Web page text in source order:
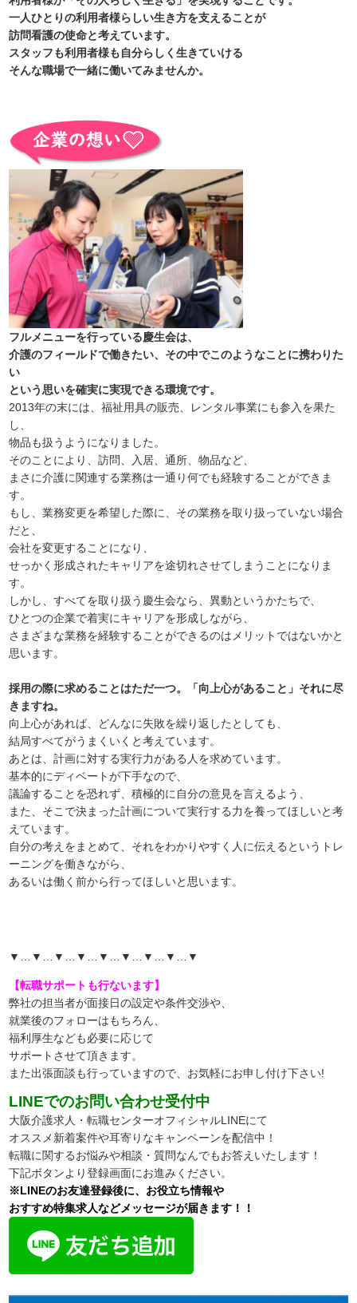
一人ひとりの利用者様らしい生き方を支えることが
訪問看護の使命と考えています。
スタッフも利用者様も自分らしく生きていける
そんな職場で一緒に働いてみませんか。
フルメニューを行っている慶生会は、
介護のフィールドで働きたい、その中でこのようなことに携わりた
い
という思いを確実に実現できる環境です。
2013年の末には、福祉用具の販売、レンタル事業にも参入を果た
し、
物品も扱うようになりました。
そのことにより、訪問、入居、通所、物品など、
まさに介護に関連する業務は一通り何でも経験することができま
す。
もし、業務変更を希望した際に、その業務を取り扱っていない場合
だと、
会社を変更することになり、
せっかく形成されたキャリアを途切れさせてしまうことになりま
す。
しかし、すべてを取り扱う慶生会なら、異動というかたちで、
ひとつの企業で着実にキャリアを形成しながら、
さまざまな業務を経験することができるのはメリットではないかと
思います。
採用の際に求めることはただ一つ。「向上心があること」それに尽
きますね。
向上心があれば、どんなに失敗を繰り返したとしても、
結局すべてがうまくいくと考えています。
あとは、計画に対する実行力がある人を求めています。
基本的にディベートが下手なので、
議論することを恐れず、積極的に自分の意見を言えるよう、
また、そこで決まった計画について実行する力を養ってほしいと考
えています。
自分の考えをまとめて、それをわかりやすく人に伝えるというトレ
ーニングを働きながら、
あるいは働く前から行ってほしいと思います。
▼…▼…▼…▼…▼…▼…▼…▼…▼
【転職サポートも行ないます】
弊社の担当者が面接日の設定や条件交渉や、
就業後のフォローはもちろん、
福利厚生なども必要に応じて
サポートさせて頂きます。
また出張面談も行っていますので、 お気軽にお申し付け下さい!
LINEでのお問い合わせ受付中
大阪介護求人・転職センターオフィシャルLINEにて
オススメ新着案件や耳寄りなキャンペーンを配信中！
転職に関するお悩みや相談・質問なんでもお答えいたします！
下記ボタンより登録画面にお進みください。
※LINEのお友達登録後に、お役立ち情報や
おすすめ特集求人などメッセージが届きます！！